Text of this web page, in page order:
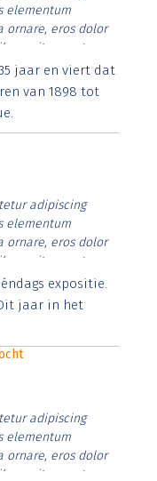
elementum
ornare, eros dolor
vitae erat.
id rutrum lorem
posuere.
jaar en viert dat
van 1898 tot
adipiscing
elementum
ornare, eros dolor
vitae erat.
id rutrum lorem
posuere.
expositie.
jaar in het
adipiscing
elementum
ornare, eros dolor
vitae erat.